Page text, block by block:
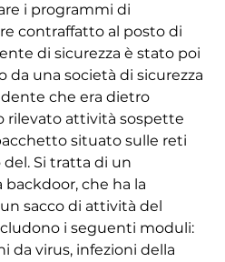
i programmi di
contraffatto al posto di
di sicurezza è stato poi
da una società di sicurezza
che era dietro
rilevato attività sospette
situato sulle reti
Si tratta di un
che ha la
sacco di attività del
i seguenti moduli:
da virus, infezioni della